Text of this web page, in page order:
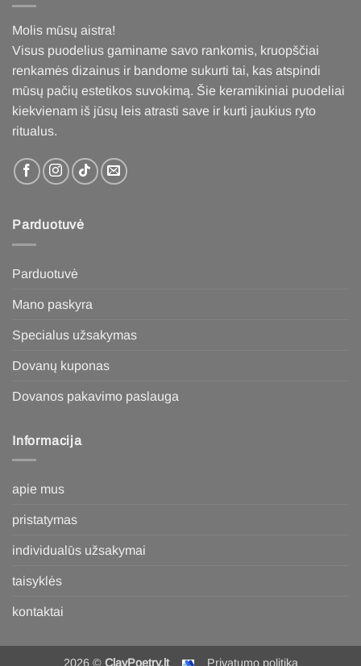
Molis mūsų aistra!
Visus puodelius gaminame savo rankomis, kruopščiai
renkamės dizainus ir bandome sukurti tai, kas atspindi
mūsų pačių estetikos suvokimą. Šie keramikiniai puodeliai
kiekvienam iš jūsų leis atrasti save ir kurti jaukius ryto
ritualus.
Parduotuvė
Parduotuvė
Mano paskyra
Specialus užsakymas
Dovanų kuponas
Dovanos pakavimo paslauga
Informacija
apie mus
pristatymas
individualūs užsakymai
taisyklės
kontaktai
2026 © ClayPoetry.lt Privatumo politika